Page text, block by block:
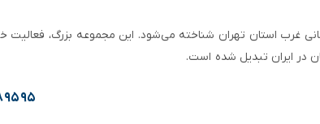
هایپرساختمانی‌ غرب استان تهران شناخته می‌شود. این مجموعه بزرگ،
در ایران تبدیل شده است.